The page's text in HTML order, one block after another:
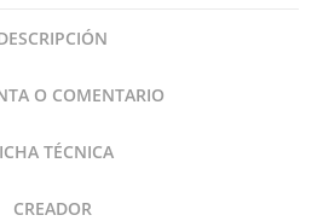
O COMENTARIO
TÉCNICA
CREADOR